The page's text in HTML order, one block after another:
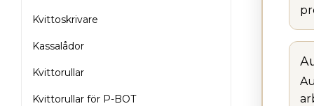
Kvittoskrivare
Kassalådor
Kvittorullar
Kvittorullar för P-BOT